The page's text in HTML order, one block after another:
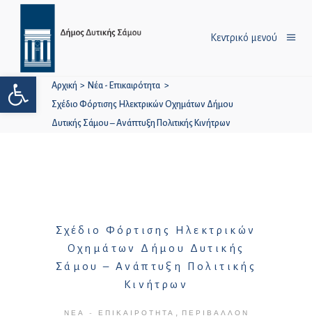
Ανοίξτε τη γραμμή εργαλείων
Κεντρικό μενού
Αρχική > Νέα - Επικαιρότητα >
Σχέδιο Φόρτισης Ηλεκτρικών Οχημάτων Δήμου
Δυτικής Σάμου – Ανάπτυξη Πολιτικής Κινήτρων
Σχέδιο Φόρτισης Ηλεκτρικών
Οχημάτων Δήμου Δυτικής
Σάμου – Ανάπτυξη Πολιτικής
Κινήτρων
ΝΈΑ - ΕΠΙΚΑΙΡΌΤΗΤΑ ΠΕΡΙΒΆΛΛΟΝ